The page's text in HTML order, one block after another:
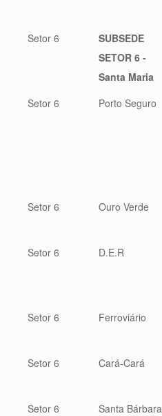
Setor 6
SUBSEDE
SETOR 6 -
Santa Maria
Setor 6 Porto Seguro
Setor 6 Ouro Verde
Setor 6
D.E.R
Setor 6 Ferroviário
Setor 6
Cará-Cará
Setor 6
Santa Bárbara